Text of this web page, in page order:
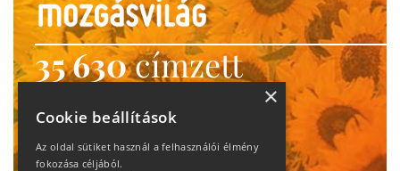
35 630címzett
heti motiváció
Ne maradj le!
×
Cookie beállítások
Az oldal sütiket használ a felhasználói élmény
fokozása céljából.